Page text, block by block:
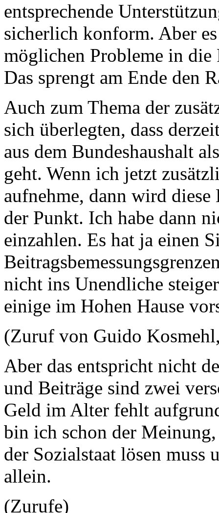
entsprechende
sicherlich konform. Aber
möglichen Probleme in
Das sprengt am Ende den
Auch zum Thema der
sich überlegten, dass
aus dem Bundeshaushalt
geht. Wenn ich jetzt
aufnehme, dann wird
der Punkt. Ich habe dann
einzahlen. Es hat ja einen
nicht ins Unendliche
einige im Hohen Hause
(Zuruf von Guido
Aber das entspricht nicht
und Beiträge sind zwei
Geld im Alter fehlt
bin ich schon der
der Sozialstaat lösen muss
allein.
(Zurufe)